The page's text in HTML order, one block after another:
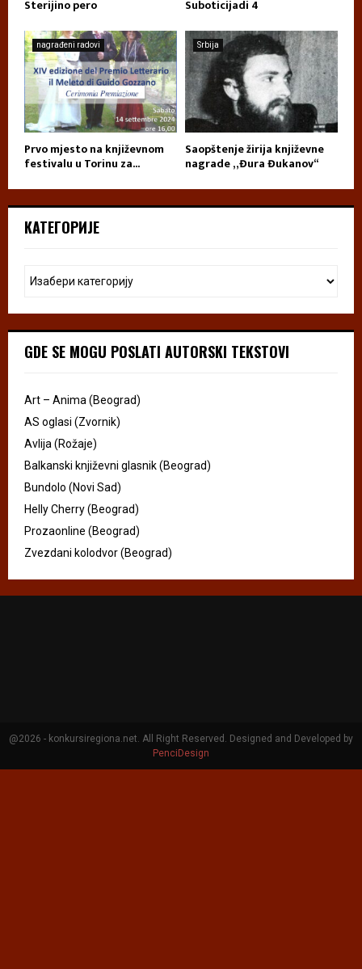
Sterijino pero Suboticijadi 4
nagrađeni radovi
Prvo mjesto na književnom
festivalu u Torinu za...
Srbija
Saopštenje žirija književne
nagrade „Đura Đukanov“
КАТЕГОРИЈЕ
GDE SE MOGU POSLATI AUTORSKI TEKSTOVI
Art – Anima (Beograd)
AS oglasi (Zvornik)
Avlija (Rožaje)
Balkanski književni glasnik (Beograd)
Bundolo (Novi Sad)
Helly Cherry (Beograd)
Prozaonline (Beograd)
Zvezdani kolodvor (Beograd)
@2026 - konkursiregiona.net. All Right Reserved. Designed and Developed by
PenciDesign